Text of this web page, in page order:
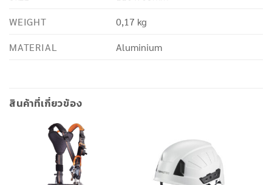
WEIGHT
0,17 kg
MATERIAL
Aluminium
สินค้าที่เกี่ยวข้อง